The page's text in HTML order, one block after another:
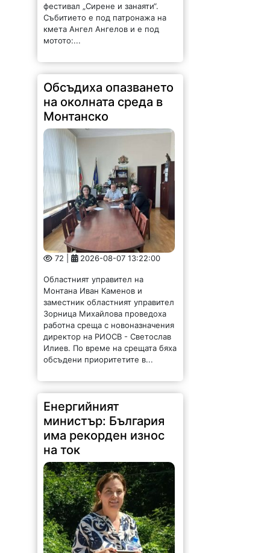
фестивал „Сирене и занаяти“.
Събитието е под патронажа на
кмета Ангел Ангелов и е под
мотото:...
Обсъдиха опазването
на околната среда в
Монтанско
72 | 2026-08-07 13:22:00
Областният управител на
Монтана Иван Каменов и
заместник областният управител
Зорница Михайлова проведоха
работна среща с новоназначения
директор на РИОСВ - Светослав
Илиев. По време на срещата бяха
обсъдени приоритетите в...
Енергийният
министър: България
има рекорден износ
на ток